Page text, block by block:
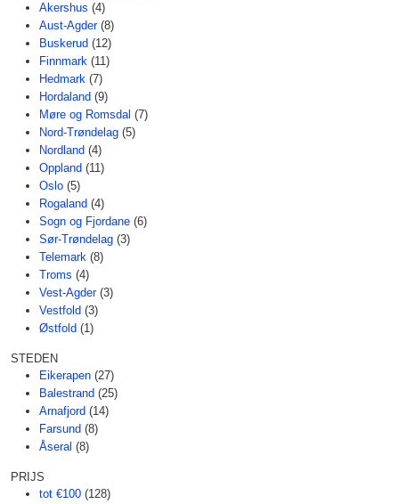
Akershus (4)
Aust-Agder (8)
Buskerud (12)
Finnmark (11)
Hedmark (7)
Hordaland (9)
Møre og Romsdal (7)
Nord-Trøndelag (5)
Nordland (4)
Oppland (11)
Oslo (5)
Rogaland (4)
Sogn og Fjordane (6)
Sør-Trøndelag (3)
Telemark (8)
Troms (4)
Vest-Agder (3)
Vestfold (3)
Østfold (1)
STEDEN
Eikerapen (27)
Balestrand (25)
Arnafjord (14)
Farsund (8)
Åseral (8)
PRIJS
tot €100 (128)